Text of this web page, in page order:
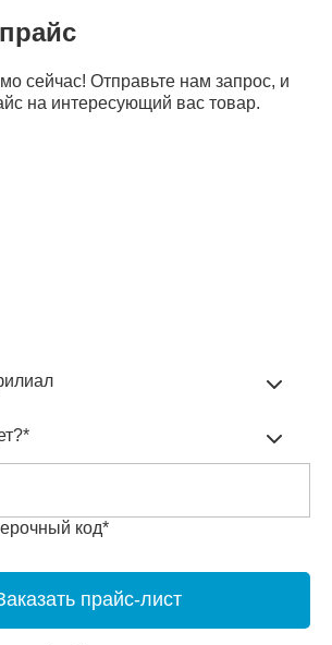
сейчас! Отправьте нам запрос, и
на интересующий вас товар.
код*
прайс-лист